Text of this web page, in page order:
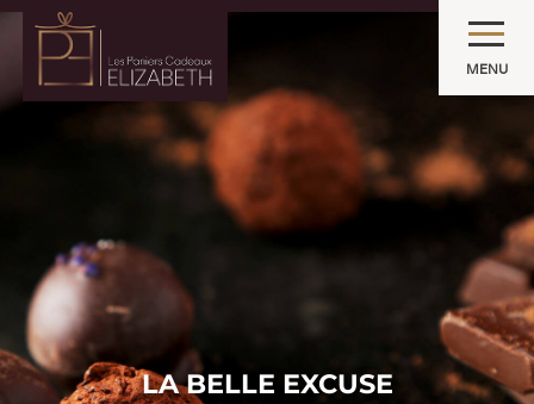
LA BELLE EXCUSE
MENU